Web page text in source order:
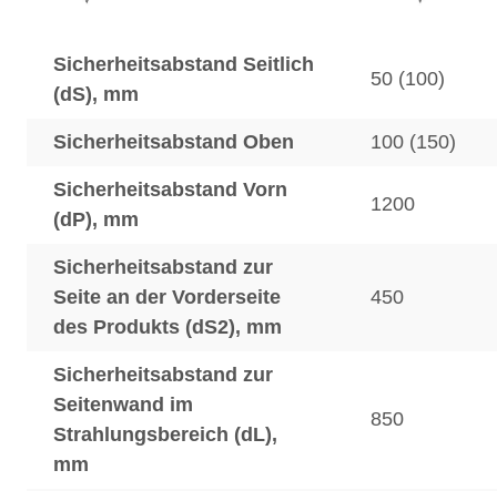
Sicherheitsabstand Seitlich
(dS), mm
50 (100)
Sicherheitsabstand Oben 100 (150)
Sicherheitsabstand Vorn
(dP), mm
1200
Sicherheitsabstand zur
Seite an der Vorderseite
des Produkts (dS2), mm
450
Sicherheitsabstand zur
Seitenwand im
Strahlungsbereich (dL),
mm
850